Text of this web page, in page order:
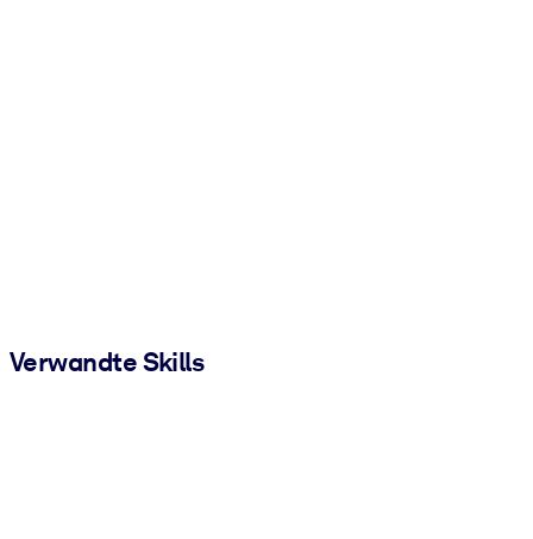
Verwandte Skills